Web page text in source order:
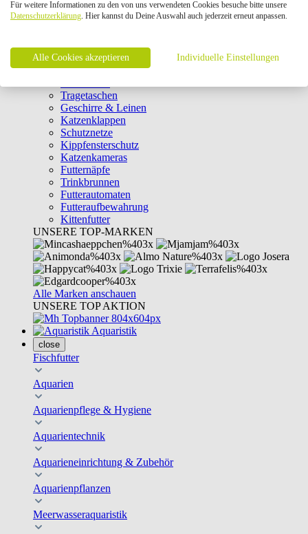
Intelligenzspielzeug
Laserpointer & Elektrospielzeug
Clicker & Target Sticks für Katzen
Weiteres Katzenspielzeug
Transportboxen
Tragetaschen
Geschirre & Leinen
Katzenklappen
Schutznetze
Kippfensterschutz
Katzenkameras
Futternäpfe
Trinkbrunnen
Futterautomaten
Futteraufbewahrung
Kittenfutter
UNSERE TOP-MARKEN
Alle Marken anschauen
UNSERE TOP AKTION
Aquaristik
close
Fischfutter
Aquarien
Aquarienpflege & Hygiene
Aquarientechnik
Aquarieneinrichtung & Zubehör
Aquarienpflanzen
Meerwasseraquaristik
Für weitere Informationen zu den von uns verwendeten Cookies besuche bitte unsere
Datenschutzerklärung. Hier kannst du Deine Auswahl auch jederzeit erneut anpassen.
Alle Cookies akzeptieren Individuelle Einstellungen